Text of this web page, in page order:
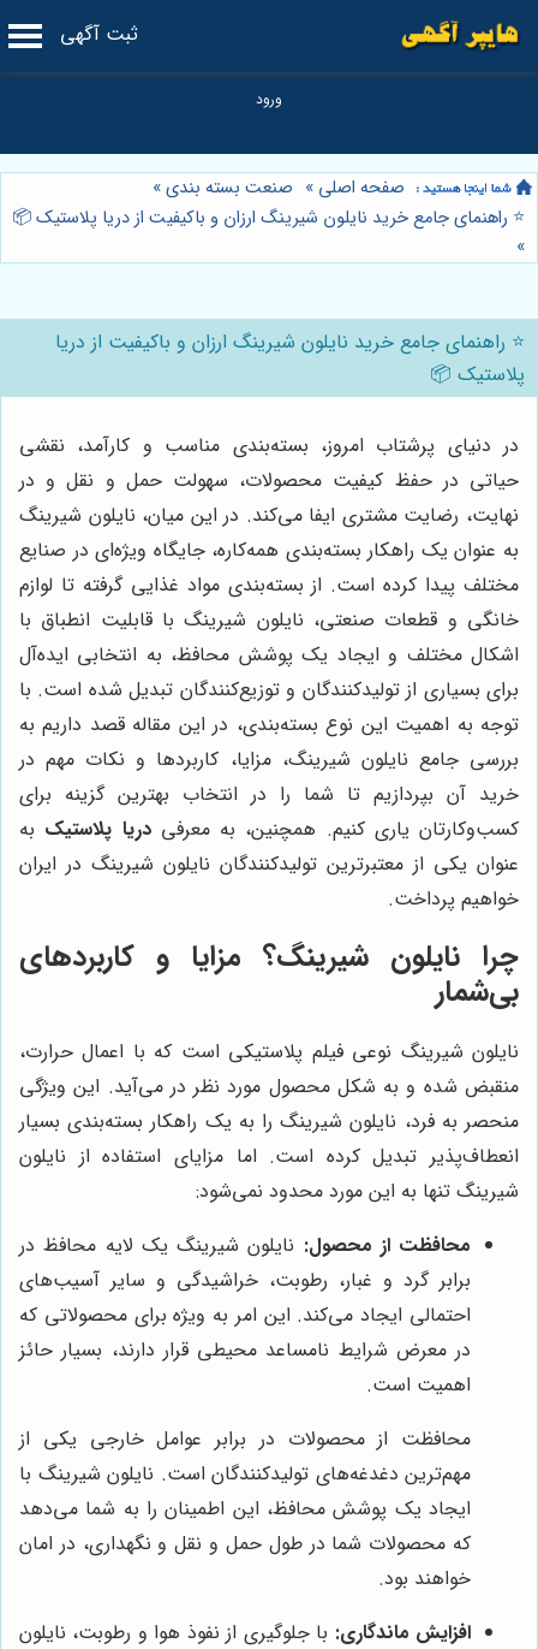
ثبت آگهی
صفحه اصلی » صنعت بسته بندی»
⭐️ راهنمای جامع خرید نایلون شیرینگ ارزان و باکیفیت از دریا پلاستیک 📦
»
⭐️ راهنمای جامع خرید نایلون شیرینگ ارزان و باکیفیت از دریا
پلاستیک 📦
در دنیای پرشتاب امروز، بسته‌بندی مناسب و کارآمد، نقشی
حیاتی در حفظ کیفیت محصولات، سهولت حمل و نقل و در
نهایت، رضایت مشتری ایفا می‌کند. در این میان، نایلون شیرینگ
به عنوان یک راهکار بسته‌بندی همه‌کاره، جایگاه ویژه‌ای در صنایع
مختلف پیدا کرده است. از بسته‌بندی مواد غذایی گرفته تا لوازم
خانگی و قطعات صنعتی، نایلون شیرینگ با قابلیت انطباق با
اشکال مختلف و ایجاد یک پوشش محافظ، به انتخابی ایده‌آل
برای بسیاری از تولیدکنندگان و توزیع‌کنندگان تبدیل شده است. با
توجه به اهمیت این نوع بسته‌بندی، در این مقاله قصد داریم به
بررسی جامع نایلون شیرینگ، مزایا، کاربردها و نکات مهم در
خرید آن بپردازیم تا شما را در انتخاب بهترین گزینه برای
کسب‌وکارتان یاری کنیم. همچنین، به معرفیدریا پلاستیک به
عنوان یکی از معتبرترین تولیدکنندگان نایلون شیرینگ در ایران
خواهیم پرداخت.
چرا نایلون شیرینگ؟ مزایا و کاربردهای
بی‌شمار
نایلون شیرینگ نوعی فیلم پلاستیکی است که با اعمال حرارت،
منقبض شده و به شکل محصول مورد نظر در می‌آید. این ویژگی
منحصر به فرد، نایلون شیرینگ را به یک راهکار بسته‌بندی بسیار
انعطاف‌پذیر تبدیل کرده است. اما مزایای استفاده از نایلون
شیرینگ تنها به این مورد محدود نمی‌شود:
محافظت از محصول: نایلون شیرینگ یک لایه محافظ در
برابر گرد و غبار، رطوبت، خراشیدگی و سایر آسیب‌های
احتمالی ایجاد می‌کند. این امر به ویژه برای محصولاتی که
در معرض شرایط نامساعد محیطی قرار دارند، بسیار حائز
اهمیت است.
محافظت از محصولات در برابر عوامل خارجی یکی از
مهم‌ترین دغدغه‌های تولیدکنندگان است. نایلون شیرینگ با
ایجاد یک پوشش محافظ، این اطمینان را به شما می‌دهد
که محصولات شما در طول حمل و نقل و نگهداری، در امان
خواهند بود.
افزایش ماندگاری: با جلوگیری از نفوذ هوا و رطوبت، نایلون